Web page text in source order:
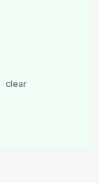
clear